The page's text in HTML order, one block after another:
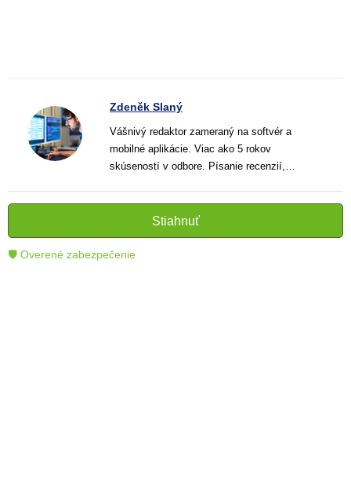
Zdeněk Slaný
Vášnivý redaktor zameraný na softvér a
mobilné aplikácie. Viac ako 5 rokov
skúseností v odbore. Písanie recenzií,
informatívnych textov, ktoré pomáhajú
čitateľom lepšie porozumieť a využiť moderné
technológie.
Stiahnuť
🛡 Overené zabezpečenie